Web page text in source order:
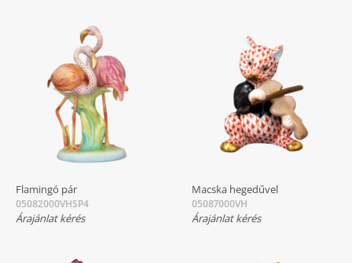
Flamingó pár
05082000VHSP4
Árajánlat kérés
Macska hegedűvel
05087000VH
Árajánlat kérés